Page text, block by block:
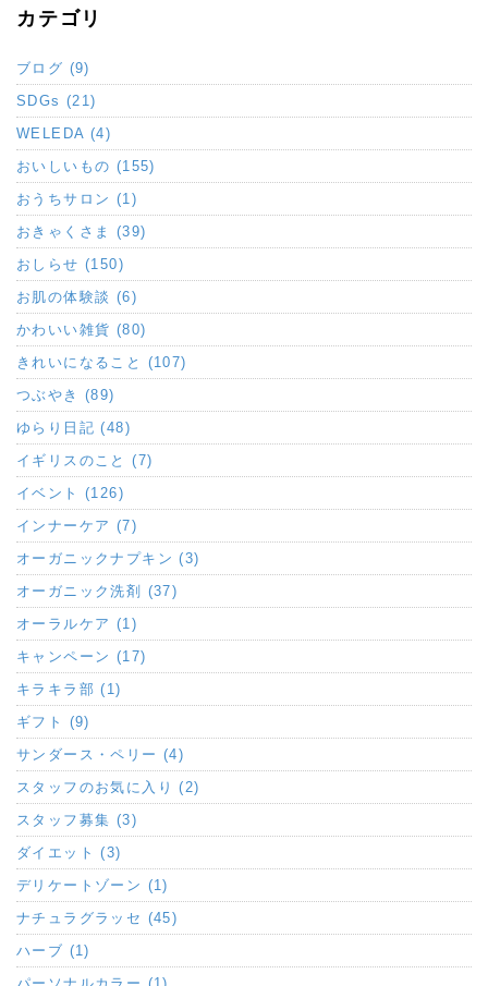
カテゴリ
ブログ (9)
SDGs (21)
WELEDA (4)
おいしいもの (155)
おうちサロン (1)
おきゃくさま (39)
おしらせ (150)
お肌の体験談 (6)
かわいい雑貨 (80)
きれいになること (107)
つぶやき (89)
ゆらり日記 (48)
イギリスのこと (7)
イベント (126)
インナーケア (7)
オーガニックナプキン (3)
オーガニック洗剤 (37)
オーラルケア (1)
キャンペーン (17)
キラキラ部 (1)
ギフト (9)
サンダース・ペリー (4)
スタッフのお気に入り (2)
スタッフ募集 (3)
ダイエット (3)
デリケートゾーン (1)
ナチュラグラッセ (45)
ハーブ (1)